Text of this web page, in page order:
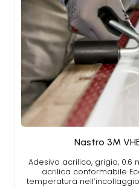
Nastro 3M
Adesivo acrilico, grigio, 0.6
acrilica conformabile
temperatura